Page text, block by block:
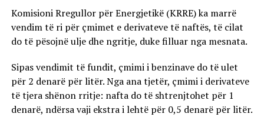
Komisioni Rregullor për Energjetikë (KRRE) ka marrë
vendim të ri për çmimet e derivateve të naftës, të cilat
do të pësojnë ulje dhe ngritje, duke filluar nga mesnata.
Sipas vendimit të fundit, çmimi i benzinave do të ulet
për 2 denarë për litër. Nga ana tjetër, çmimi i derivateve
të tjera shënon rritje: nafta do të shtrenjtohet për 1
denarë, ndërsa vaji ekstra i lehtë për 0,5 denarë për litër.